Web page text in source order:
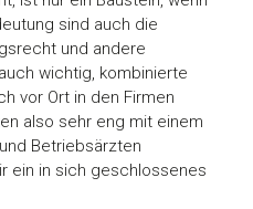
sind auch die
und andere
wichtig, kombinierte
vor Ort in den Firmen
also sehr eng mit einem
Betriebsärzten
ein in sich geschlossenes